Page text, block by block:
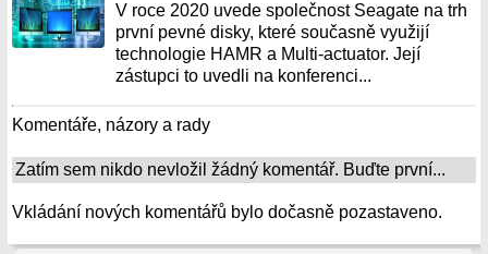
V roce 2020 uvede společnost Seagate na trh
první pevné disky, které současně využijí
technologie HAMR a Multi-actuator. Její
zástupci to uvedli na konferenci...
Komentáře, názory a rady
Zatím sem nikdo nevložil žádný komentář. Buďte první...
Vkládání nových komentářů bylo dočasně pozastaveno.